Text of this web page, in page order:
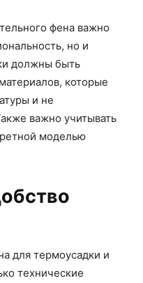
фена важно
но и
должны быть
которые
и не
важно учитывать
моделью
для термоусадки и
технические